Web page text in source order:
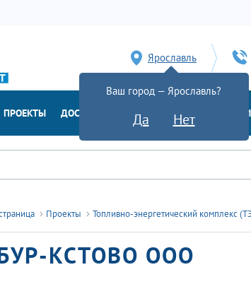
Ярославль
Ваш город — Ярославль?
Да Нет
ПРОЕКТЫ ДОСТАВКА ДОКУМЕНТЫ НОВОСТИ
Проекты Топливно-энергетический комплекс
КСТОВО ООО